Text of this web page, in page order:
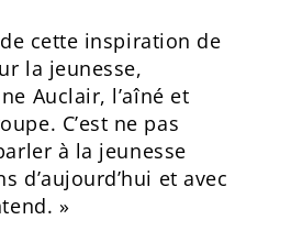
cette inspiration de
la jeunesse,
Auclair, l’aîné et
C’est ne pas
à la jeunesse
d’aujourd’hui et avec
»